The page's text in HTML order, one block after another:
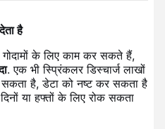
है
के लिए काम कर सकते हैं,
. एक भी स्प्रिंकलर डिस्चार्ज लाखों
सकता है, डेटा को नष्ट कर सकता है
या हफ्तों के लिए रोक सकता